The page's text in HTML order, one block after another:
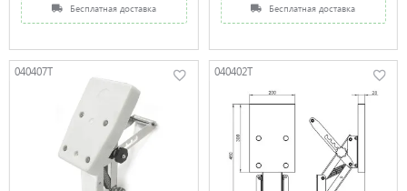
Бесплатная доставка Бесплатная доставка
040407T 040402T